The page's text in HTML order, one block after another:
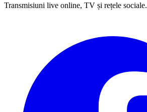
Transmisiuni live online, TV și rețele sociale.